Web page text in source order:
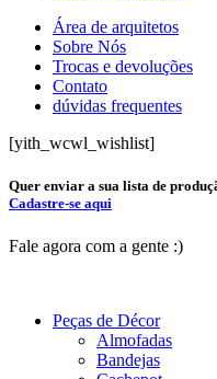
Área de arquitetos
Sobre Nós
Trocas e devoluções
Contato
dúvidas frequentes
[yith_wcwl_wishlist]
Quer enviar a sua lista de
Cadastre-se aqui
Fale agora com a gente :)
Peças de Décor
Almofadas
Bandejas